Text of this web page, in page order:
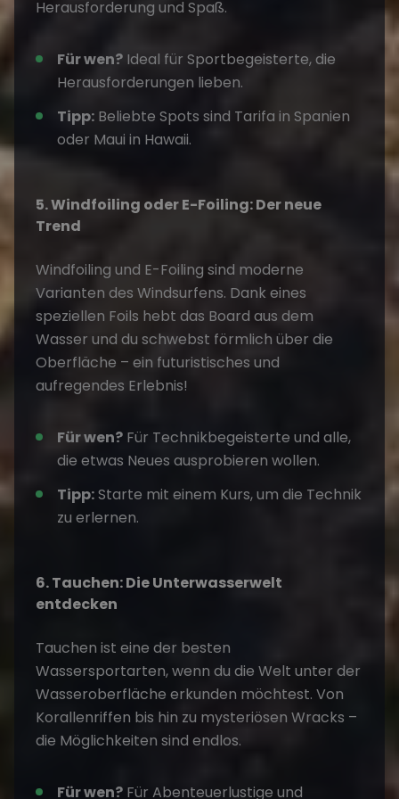
Herausforderung und Spaß.
Für wen? Ideal für Sportbegeisterte, die
Herausforderungen lieben.
Tipp: Beliebte Spots sind Tarifa in Spanien
oder Maui in Hawaii.
5. Windfoiling oder E-Foiling: Der neue
Trend
Windfoiling und E-Foiling sind moderne
Varianten des Windsurfens. Dank eines
speziellen Foils hebt das Board aus dem
Wasser und du schwebst förmlich über die
Oberfläche – ein futuristisches und
aufregendes Erlebnis!
Für wen? Für Technikbegeisterte und alle,
die etwas Neues ausprobieren wollen.
Tipp:Starte mit einem Kurs, um die Technik
zu erlernen.
6. Tauchen: Die Unterwasserwelt
entdecken
Tauchen ist eine der besten
Wassersportarten, wenn du die Welt unter der
Wasseroberfläche erkunden möchtest. Von
Korallenriffen bis hin zu mysteriösen Wracks –
die Möglichkeiten sind endlos.
Für wen? Für Abenteuerlustige und